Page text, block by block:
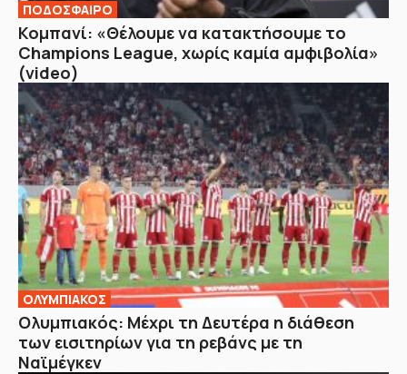
ΠΟΔΟΣΦΑΙΡΟ
Κομπανί: «Θέλουμε να κατακτήσουμε το
Champions League, χωρίς καμία αμφιβολία»
(video)
ΟΛΥΜΠΙΑΚΟΣ
Ολυμπιακός: Μέχρι τη Δευτέρα η διάθεση
των εισιτηρίων για τη ρεβάνς με τη
Ναϊμέγκεν